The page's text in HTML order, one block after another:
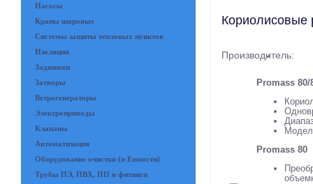
Насосы
Краны шаровые
Системы защиты тепловых пунктов
Изоляция
Задвижки
Затворы
Ветрогенераторы
Электроприводы
Клапаны
Автоматизация
Оборудование очистки (и Емкости)
Трубы ПЭ, ПВХ, ПП и фитинги
Кориолисовые
Производитель:
-
Promass 80/
Promass 80